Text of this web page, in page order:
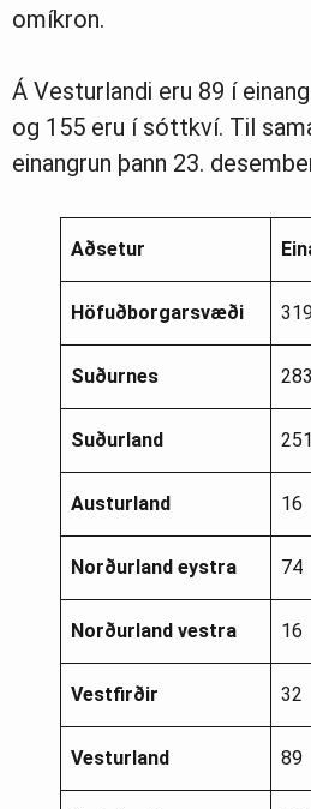
omíkron.
Á Vesturlandi eru 89 í
og 155 eru í sóttkví. Til
einangrun þann 23.
Aðsetur
Höfuðborgarsvæði
Suðurnes 283
Suðurland 251
Austurland 16
Norðurland eystra 74
Norðurland vestra 16
Vestfirðir 32
Vesturland 89